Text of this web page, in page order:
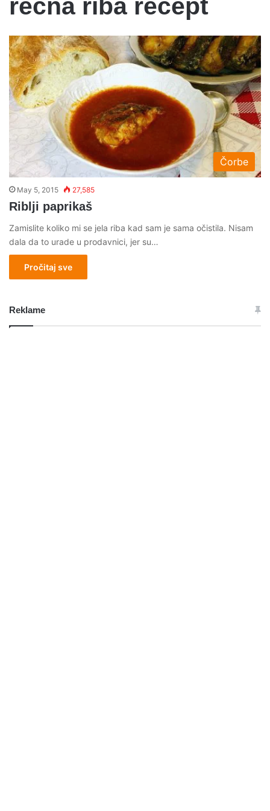
recna riba recept
Čorbe
May 5, 2015 27,585
Riblji paprikaš
Zamislite koliko mi se jela riba kad sam je sama očistila. Nisam
dala da to urade u prodavnici, jer su…
Pročitaj sve
Reklame